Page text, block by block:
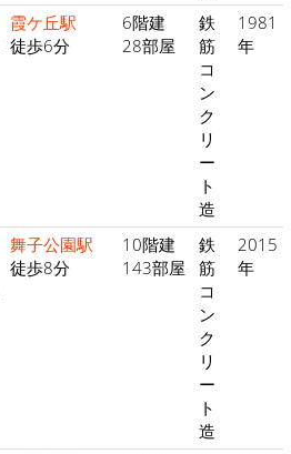
霞ケ丘駅
徒歩6分
6階建
28部屋
鉄
筋
コ
ン
ク
リ
ー
ト
造
1981
年
舞子公園駅
徒歩8分
10階建
143部屋
鉄
筋
コ
ン
ク
リ
ー
ト
造
2015
年